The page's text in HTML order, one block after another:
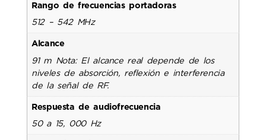
Rango de frecuencias portadoras
512 – 542 MHz
Alcance
91 m Nota: El alcance real depende de los
niveles de absorción, reflexión e interferencia
de la señal de RF.
Respuesta de audiofrecuencia
50 a 15, 000 Hz